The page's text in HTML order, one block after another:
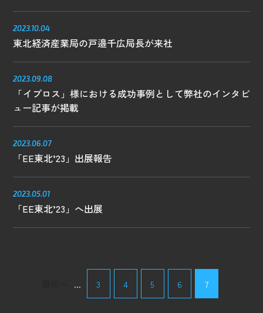
2023.10.04
東北経済産業局の戸邉千広局長が来社
2023.09.08
「イプロス」様における成功事例として弊社のインタビ
ュー記事が掲載
2023.06.07
「EE東北’23」出展報告
2023.05.01
「EE東北’23」へ出展
... 3 4 5 6 7